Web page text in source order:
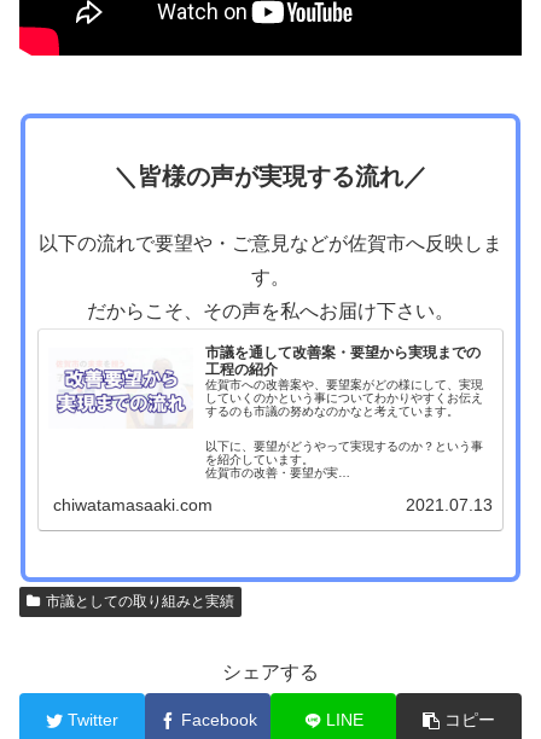
＼皆様の声が実現する流れ／
以下の流れで要望や・ご意見などが佐賀市へ反映しま
す。
だからこそ、その声を私へお届け下さい。
市議を通して改善案・要望から実現までの
工程の紹介
佐賀市への改善案や、要望案がどの様にして、実現
していくのかという事についてわかりやすくお伝え
するのも市議の努めなのかなと考えています。
以下に、要望がどうやって実現するのか？という事
を紹介しています。
佐賀市の改善・要望が実…
chiwatamasaaki.com 2021.07.13
市議としての取り組みと実績
シェアする
Twitter Facebook LINE コピー